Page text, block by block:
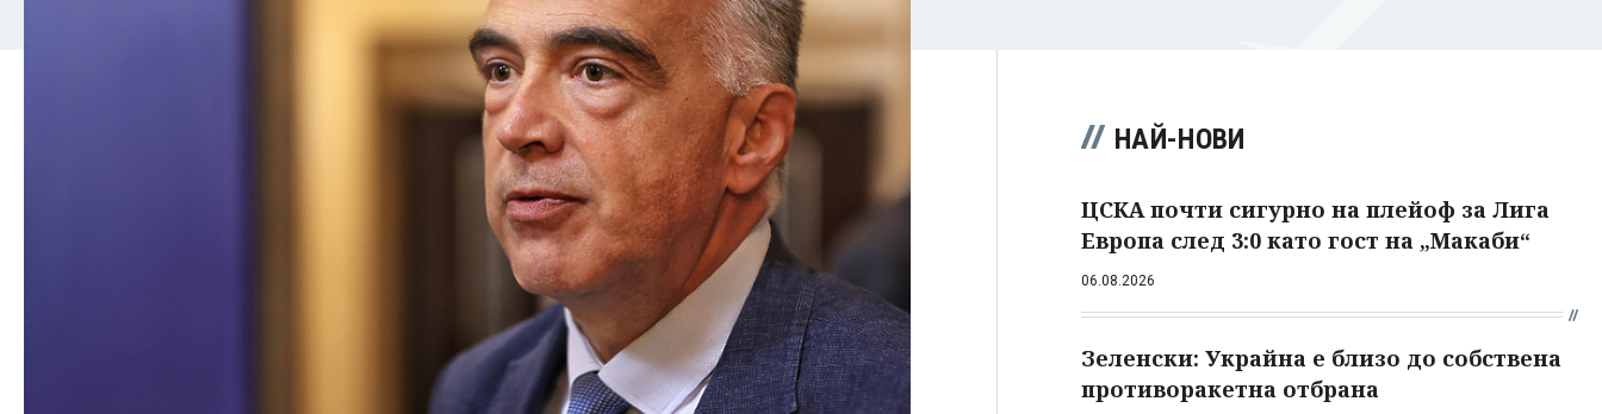
НАЙ-НОВИ
ЦСКА почти сигурно на плейоф за Лига
Европа след 3:0 като гост на „Макаби“
06.08.2026
Зеленски: Украйна е близо до собствена
противоракетна отбрана